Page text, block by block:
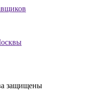
защищены